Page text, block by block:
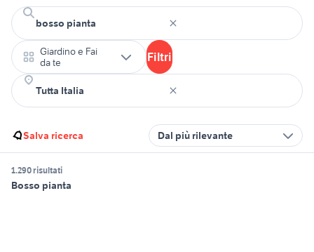
Giardino e Fai
da te
Filtri
Salva ricerca Dal più rilevante
1.290 risultati
Bosso pianta